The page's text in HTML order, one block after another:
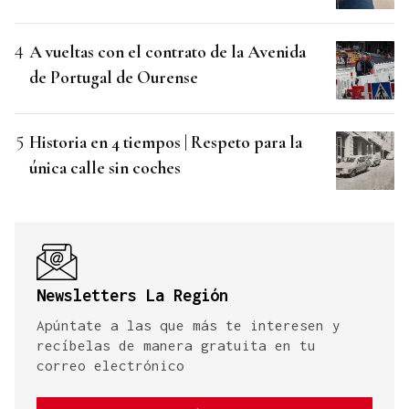
A vueltas con el contrato de la Avenida
de Portugal de Ourense
Historia en 4 tiempos | Respeto para la
única calle sin coches
Newsletters La Región
Apúntate a las que más te interesen y
recíbelas de manera gratuita en tu
correo electrónico